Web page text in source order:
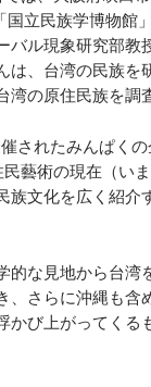
国立民族学博物館
バル現象研究部教
は、台湾の民族を
湾の原住民族を調
されたみんぱく
藝術の現在（い
族文化を広く紹介
な見地から台湾
、さらに沖縄も含
かび上がってくる